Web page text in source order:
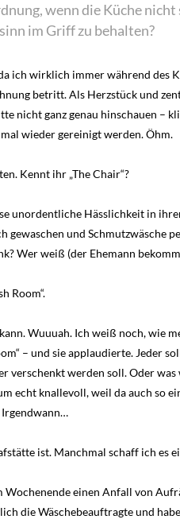
wenn die Küche
im Griff zu behalten?
ich wirklich immer während des
betritt. Als Herzstück und
nicht ganz genau hinschauen –
wieder gereinigt werden. Öhm.
Kennt ihr „The Chair“?
unordentliche Hässlichkeit in
gewaschen und Schmutzwäsche
Wer weiß (der Ehemann
Room“.
Wuuuah. Ich weiß noch, wie
– und sie applaudierte. Jeder
verschenkt werden soll. Oder
echt knallevoll, weil da auch so
Irgendwann…
ist. Manchmal schaff ich es
Wochenende einen Anfall von
die Wäschebeauftragte und